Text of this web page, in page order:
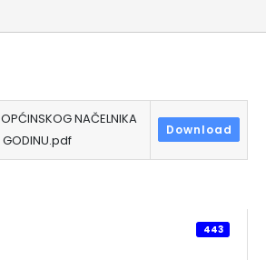
NAČELNIKA
GODINU.pdf
Download
443